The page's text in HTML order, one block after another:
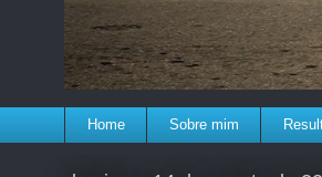
Home Sobre mim